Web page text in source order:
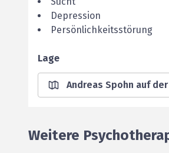
Depression
Persönlichkeitsstörung
Lage
Andreas Spohn auf
Weitere